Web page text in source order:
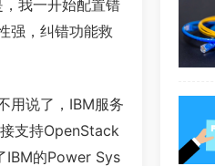
我一开始配置错
强，纠错功能救
用说了，IBM服务
支持OpenStack
IBM的Power Sys